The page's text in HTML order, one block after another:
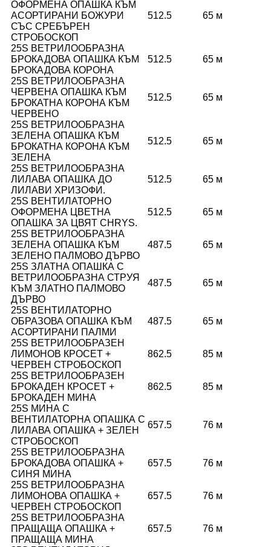
ОФОРМЕНА ОПАШКА КЪМ
АСОРТИРАНИ БОЖУРИ
СЪС СРЕБЪРЕН
СТРОБОСКОП
512.5 65 м
25S ВЕТРИЛООБРАЗНА
БРОКАДОВА ОПАШКА КЪМ
БРОКАДОВА КОРОНА
512.5 65 м
25S ВЕТРИЛООБРАЗНА
ЧЕРВЕНА ОПАШКА КЪМ
БРОКАТНА КОРОНА КЪМ
ЧЕРВЕНО
512.5 65 м
25S ВЕТРИЛООБРАЗНА
ЗЕЛЕНА ОПАШКА КЪМ
БРОКАТНА КОРОНА КЪМ
ЗЕЛЕНА
512.5 65 м
25S ВЕТРИЛООБРАЗНА
ЛИЛАВА ОПАШКА ДО
ЛИЛАВИ ХРИЗОФИ.
512.5 65 м
25S ВЕНТИЛАТОРНО
ОФОРМЕНА ЦВЕТНА
ОПАШКА ЗА ЦВЯТ CHRYS.
512.5 65 м
25S ВЕТРИЛООБРАЗНА
ЗЕЛЕНА ОПАШКА КЪМ
ЗЕЛЕНО ПАЛМОВО ДЪРВО
487.5 65 м
25S ЗЛАТНА ОПАШКА С
ВЕТРИЛООБРАЗНА СТРУЯ
КЪМ ЗЛАТНО ПАЛМОВО
ДЪРВО
487.5 65 м
25S ВЕНТИЛАТОРНО
ОБРАЗОВА ОПАШКА КЪМ
АСОРТИРАНИ ПАЛМИ
487.5 65 м
25S ВЕТРИЛООБРАЗЕН
ЛИМОНОВ КРОСЕТ +
ЧЕРВЕН СТРОБОСКОП
862.5 85 м
25S ВЕТРИЛООБРАЗЕН
БРОКАДЕН КРОСЕТ +
БРОКАДЕН МИНА
862.5 85 м
25S МИНА С
ВЕНТИЛАТОРНА ОПАШКА С
ЛИЛАВА ОПАШКА + ЗЕЛЕН
СТРОБОСКОП
657.5 76 м
25S ВЕТРИЛООБРАЗНА
БРОКАДОВА ОПАШКА +
СИНЯ МИНА
657.5 76 м
25S ВЕТРИЛООБРАЗНА
ЛИМОНОВА ОПАШКА +
ЧЕРВЕН СТРОБОСКОП
657.5 76 м
25S ВЕТРИЛООБРАЗНА
ПРАЩАЩА ОПАШКА +
ПРАЩАЩА МИНА
657.5 76 м